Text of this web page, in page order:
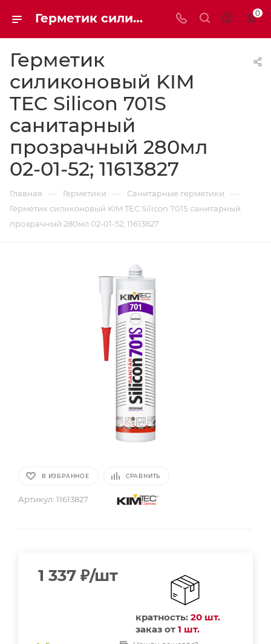
Герметик силиконовый KIM TEC Silicon 701S санитарный прозрачный 280мл 02-01-52; 11613827 | Мaxim-stroy 0
Герметик
силиконовый KIM
TEC Silicon 701S
санитарный
прозрачный 280мл
02-01-52; 11613827
Главная — Герметики — Санитарные герметики —
Герметик силиконовый KIM TEC Silicon 701S санитарный
прозрачный 280мл 02-01-52; 11613827
В ИЗБРАННОЕ СРАВНИТЬ
Артикул: 11613827
1 337 ₽/шт
кратность: 20 шт.
заказ от 1 шт.